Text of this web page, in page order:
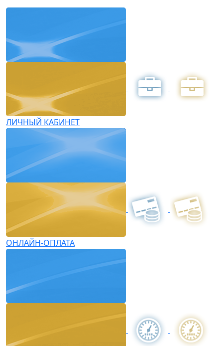
ЛИЧНЫЙ КАБИНЕТ
ОНЛАЙН-ОПЛАТА